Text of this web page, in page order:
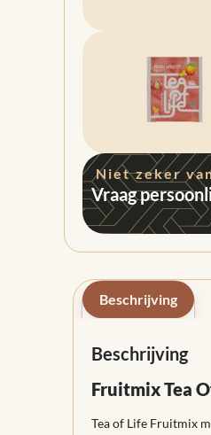
Niet zeker
Vraag
Beschrijving
Beschrijving
Fruitmix Tea
Tea of Life Fruitmix